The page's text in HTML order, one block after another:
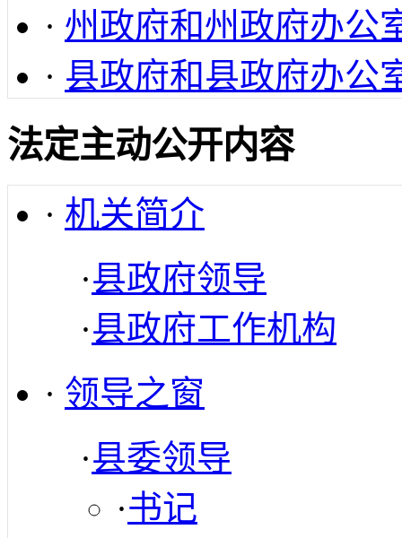
· 州政府和州政府办公
· 县政府和县政府办公
法定主动公开内容
· 机关简介
·县政府领导
·县政府工作机构
· 领导之窗
·县委领导
·书记